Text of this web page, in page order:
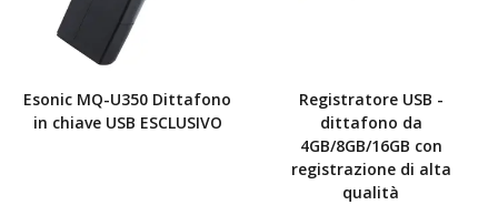
Esonic MQ-U350 Dittafono
in chiave USB ESCLUSIVO
Registratore USB -
dittafono da
4GB/8GB/16GB con
registrazione di alta
qualità